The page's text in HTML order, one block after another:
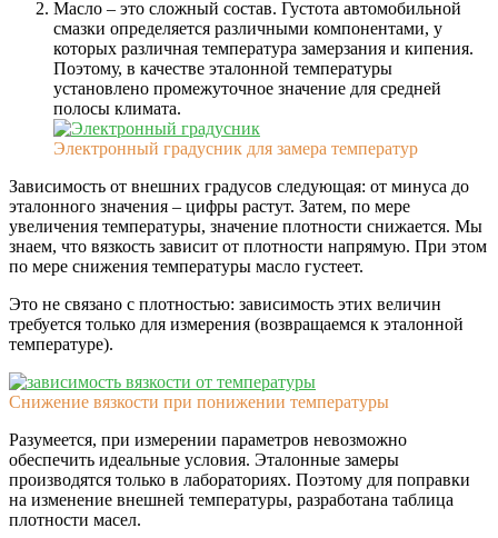
Масло – это сложный состав. Густота автомобильной
смазки определяется различными компонентами, у
которых различная температура замерзания и кипения.
Поэтому, в качестве эталонной температуры
установлено промежуточное значение для средней
полосы климата.
Электронный градусник для замера температур
Зависимость от внешних градусов следующая: от минуса до
эталонного значения – цифры растут. Затем, по мере
увеличения температуры, значение плотности снижается. Мы
знаем, что вязкость зависит от плотности напрямую. При этом
по мере снижения температуры масло густеет.
Это не связано с плотностью: зависимость этих величин
требуется только для измерения (возвращаемся к эталонной
температуре).
Снижение вязкости при понижении температуры
Разумеется, при измерении параметров невозможно
обеспечить идеальные условия. Эталонные замеры
производятся только в лабораториях. Поэтому для поправки
на изменение внешней температуры, разработана таблица
плотности масел.